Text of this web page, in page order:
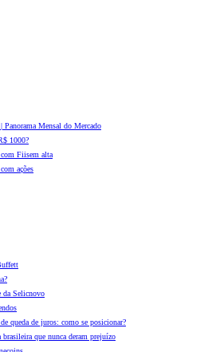
Panorama Mensal do Mercado
1000?
com Fiisem alta
ações
da Selicnovo
queda de juros: como se posicionar?
brasileira que nunca deram prejuízo